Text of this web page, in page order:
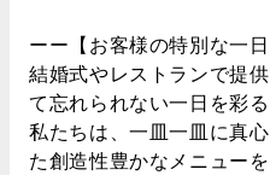
ーー【お客様の特別な一
結婚式やレストランで提
て忘れられない一日を彩る
私たちは、一皿一皿に真
た創造性豊かなメニュー